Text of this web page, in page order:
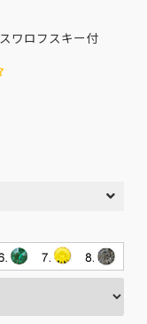
スワロフスキー付